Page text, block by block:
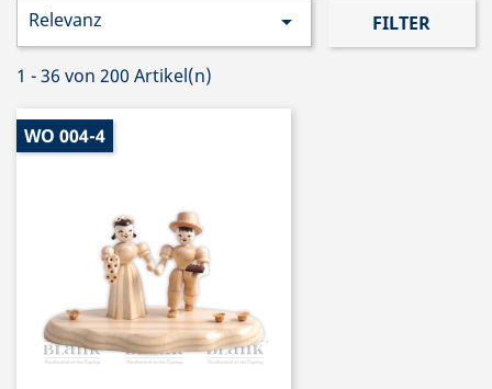
Relevanz  FILTER
1 - 36 von 200 Artikel(n)
WO 004-4